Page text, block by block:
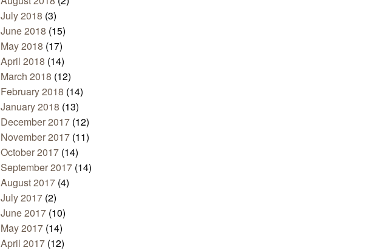
July 2018 (3)
June 2018 (15)
May 2018 (17)
April 2018 (14)
March 2018 (12)
February 2018 (14)
January 2018 (13)
December 2017 (12)
November 2017 (11)
October 2017 (14)
September 2017 (14)
August 2017 (4)
July 2017 (2)
June 2017 (10)
May 2017 (14)
April 2017 (12)